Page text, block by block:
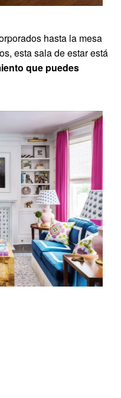
hasta la mesa
esta sala de estar está
que puedes